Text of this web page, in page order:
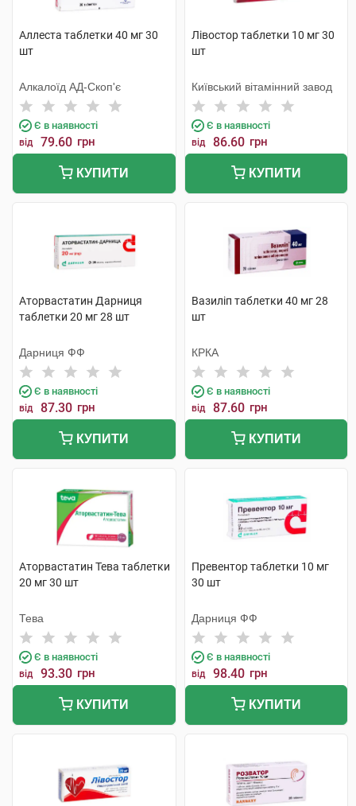
Аллеста таблетки 40 мг 30
шт
Алкалоїд АД-Скоп'є
Є в наявності
від 79.60 грн
КУПИТИ
Лівостор таблетки 10 мг 30
шт
Київський вітамінний завод
Є в наявності
від 86.60 грн
КУПИТИ
Аторвастатин Дарниця
таблетки 20 мг 28 шт
Дарниця ФФ
Є в наявності
від 87.30 грн
КУПИТИ
Вазиліп таблетки 40 мг 28
шт
КРКА
Є в наявності
від 87.60 грн
КУПИТИ
Аторвастатин Тева таблетки
20 мг 30 шт
Тева
Є в наявності
від 93.30 грн
КУПИТИ
Превентор таблетки 10 мг
30 шт
Дарниця ФФ
Є в наявності
від 98.40 грн
КУПИТИ